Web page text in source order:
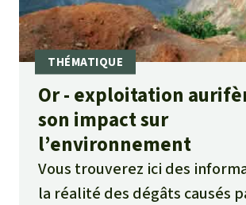
Or - exploitation
son impact sur
l’environnement
Vous trouverez ici des
la réalité des dégâts causés